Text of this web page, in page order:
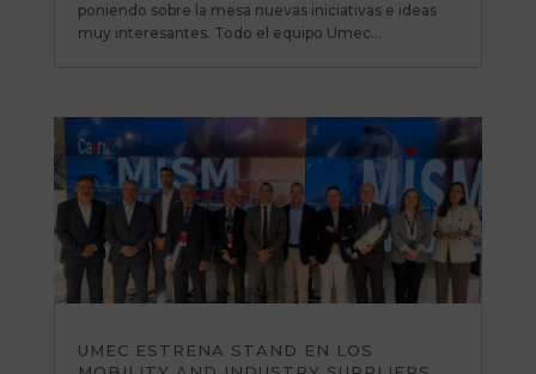
poniendo sobre la mesa nuevas iniciativas e ideas
muy interesantes. Todo el equipo Umec...
UMEC ESTRENA STAND EN LOS